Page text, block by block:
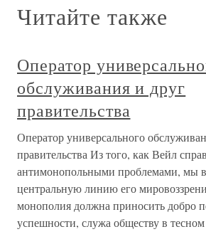
Читайте также
Оператор
обслуживания и друг
правительства
Оператор универсального
правительства Из того, как Вейл
антимонопольными проблемами, мы
центральную линию его
монополия должна приносить добро
успешности, служа обществу в тесном